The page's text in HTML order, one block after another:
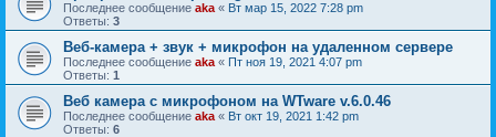
Последнее сообщение aka « Вт мар 15, 2022 7:28 pm
Ответы: 3
Веб-камера + звук + микрофон на удаленном сервере
Последнее сообщение aka « Пт ноя 19, 2021 4:07 pm
Ответы: 1
Веб камера с микрофоном на WTware v.6.0.46
Последнее сообщение aka « Вт окт 19, 2021 1:42 pm
Ответы: 6